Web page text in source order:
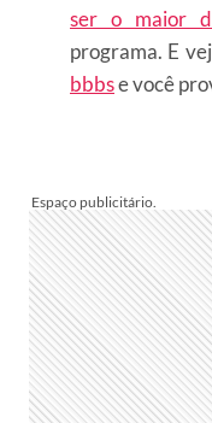
ser o maior
programa. E
bbbse você